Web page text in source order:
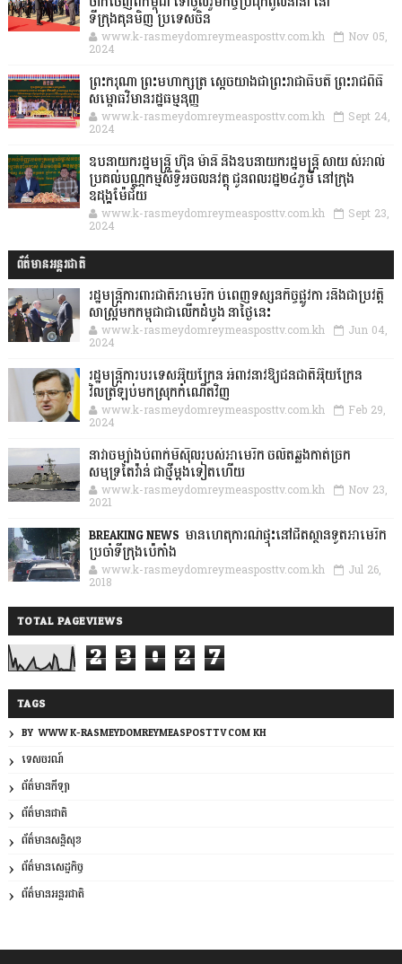
ទីក្រុងគុនមិញ ប្រទេសចិន
www.k-rasmeydomreymeasposttv.com.kh Nov 05,
2024
ព្រះករុណា ព្រះមហាក្សត្រ ស្តេចយាងជាព្រះរាជាធិបតី ព្រះរាជពិធី
សម្ពោធវិមានរដ្ឋធម្មនុញ្ញ
www.k-rasmeydomreymeasposttv.com.kh Sept 24,
2024
ឧបនាយករដ្ឋមន្ដ្រី ហ៊ុន ម៉ានី និងឧបនាយករដ្ឋមន្ដ្រី សាយ សំអាល់
ប្រគល់បណ្ណកម្មសិទ្ធិអចលនវត្ថុ ជូនពលរដ្ឋ២៤ភូមិ នៅក្រុង
ឧដុង្គម៉ែជ័យ
www.k-rasmeydomreymeasposttv.com.kh Sept 23,
2024
ព័ត៌មានអន្តរជាតិ
រដ្ឋមន្រ្តីការពារជាតិអាមេរិក បំពេញទស្សនកិច្ចផ្លូវកា រនិងជាប្រវត្តិ
សាស្រ្តមកកម្ពុជាជាលើកដំបូង នាថ្ងៃនេះ
www.k-rasmeydomreymeasposttv.com.kh Jun 04,
2024
រដ្ឋមន្ត្រីការបរទេសអ៊ុយក្រែន អំពាវនាវឱ្យជនជាតិអ៊ុយក្រែន
វិលត្រឡប់មកស្រុកកំណើតវិញ
www.k-rasmeydomreymeasposttv.com.kh Feb 29,
2024
នាវាចម្បាំងបំពាក់មីស៊ីលរបស់អាមេរិក ចល័តឆ្លងកាត់ច្រក
សមុទ្រតៃវ៉ាន់ ជាថ្មីម្តងទៀតហើយ
www.k-rasmeydomreymeasposttv.com.kh Nov 23,
2021
BREAKING NEWS: មានហេតុការណ៍ផ្ទុះនៅជិតស្ថានទូតអាមេរិក
ប្រចាំទីក្រុងប៉េកាំង
www.k-rasmeydomreymeasposttv.com.kh Jul 26,
2018
TOTAL PAGEVIEWS
2 3 0 2 7
TAGS
BY: WWW.K-RASMEYDOMREYMEASPOSTTV.COM.KH
ទេសចរណ៍
ព័ត៌មានកីឡា
ព័ត៌មានជាតិ
ព័ត៌មានសន្តិសុខ
ព័ត៌មានសេដ្ឋកិច្ច
ព័ត៌មានអន្តរជាតិ